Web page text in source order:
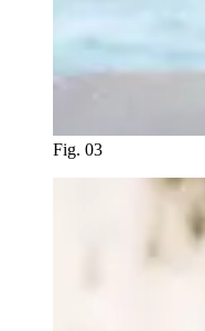
Fig. 03